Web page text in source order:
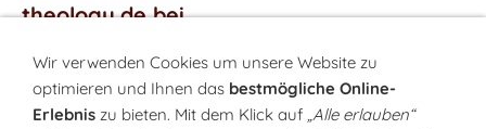
theology.de bei
...Facebook
...Twitter
Wir verwenden Cookies um unsere Website zu
optimieren und Ihnen das bestmögliche Online-
Erlebnis zu bieten. Mit dem Klick auf „Alle erlauben“